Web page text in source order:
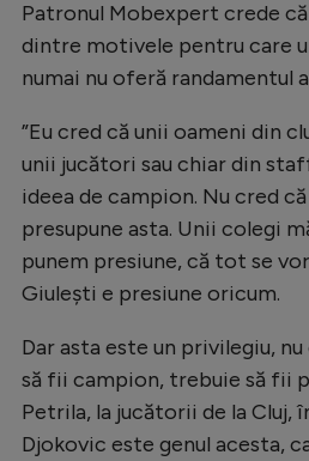
Patronul Mobexpert crede
dintre motivele pentru care
numai nu oferă randamentul
”Eu cred că unii oameni din
unii jucători sau chiar din
ideea de campion. Nu cred
presupune asta. Unii colegi
punem presiune, că tot se
Giulești e presiune oricum.
Dar asta este un privilegiu,
să fii campion, trebuie să fii
Petrila, la jucătorii de la Cluj,
Djokovic este genul acesta,